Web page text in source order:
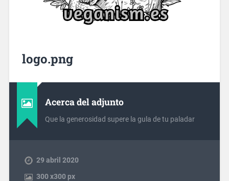
logo.png
Acerca del adjunto
Que la generosidad supere la gula de tu paladar
29 abril 2020
300x300 px